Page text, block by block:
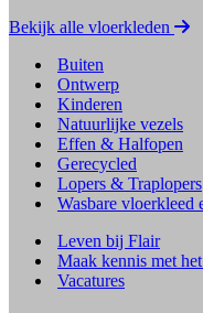
Bekijk alle vloerkleden
Buiten
Ontwerp
Kinderen
Natuurlijke vezels
Effen & Halfopen
Gerecycled
Lopers & Traplopers
Wasbare vloerkleed
Leven bij Flair
Maak kennis met
Vacatures